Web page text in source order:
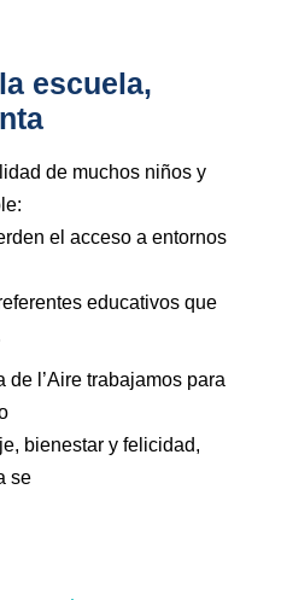
escuela,
de muchos niños y
el acceso a entornos
educativos que
l’Aire trabajamos para
bienestar y felicidad,
se